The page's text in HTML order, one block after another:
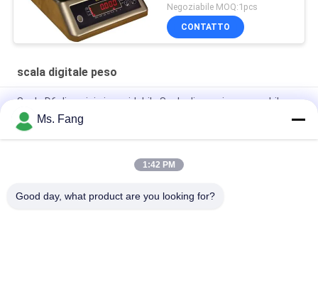
Negoziabile MOQ:1pcs
CONTATTO
scala digitale peso
Scala D6 di acciaio inossidabile Scala di peso impermeabile
IP68
Bilancia elettronica impermeabile di alta qualità da 30 kg D11
Scala in acciaio inossidabile D6 Scala di peso impermeabile
Ms. Fang
1:42 PM
Good day, what product are you looking for?